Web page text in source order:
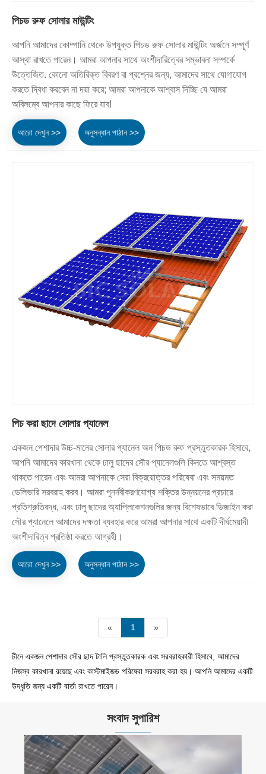
পিচড রুফ সোলার মাউন্টিং
আপনি আমাদের কোম্পানি থেকে উপযুক্ত পিচড রুফ সোলার মাউন্টিং অর্জনে সম্পূর্ণ
আস্থা রাখতে পারেন। আমরা আপনার সাথে অংশীদারিত্বের সম্ভাবনা সম্পর্কে
উত্তেজিত. কোনো অতিরিক্ত বিবরণ বা প্রশ্নের জন্য, আমাদের সাথে যোগাযোগ
করতে দ্বিধা করবেন না দয়া করে; আমরা আপনাকে আশ্বাস দিচ্ছি যে আমরা
অবিলম্বে আপনার কাছে ফিরে যাব!
আরো দেখুন >> অনুসন্ধান পাঠান >>
পিচ করা ছাদে সোলার প্যানেল
একজন পেশাদার উচ্চ-মানের সোলার প্যানেল অন পিচড রুফ প্রস্তুতকারক হিসাবে,
আপনি আমাদের কারখানা থেকে ঢালু ছাদের সৌর প্যানেলগুলি কিনতে আশ্বস্ত
থাকতে পারেন এবং আমরা আপনাকে সেরা বিক্রয়োত্তর পরিষেবা এবং সময়মত
ডেলিভারি সরবরাহ করব। আমরা পুনর্নবীকরণযোগ্য শক্তির উন্নয়নের প্রচারে
প্রতিশ্রুতিবদ্ধ, এবং ঢালু ছাদের অ্যাপ্লিকেশনগুলির জন্য বিশেষভাবে ডিজাইন করা
সৌর প্যানেলে আমাদের দক্ষতা ব্যবহার করে আমরা আপনার সাথে একটি দীর্ঘমেয়াদী
অংশীদারিত্ব প্রতিষ্ঠা করতে আগ্রহী।
আরো দেখুন >> অনুসন্ধান পাঠান >>
« 1 »
চীনে একজন পেশাদার সৌর ছাদ টালি প্রস্তুতকারক এবং সরবরাহকারী হিসাবে, আমাদের
নিজস্ব কারখানা রয়েছে এবং কাস্টমাইজড পরিষেবা সরবরাহ করা হয়। আপনি আমাদের একটি
উদ্ধৃতি জন্য একটি বার্তা রাখতে পারেন।
সংবাদ সুপারিশ